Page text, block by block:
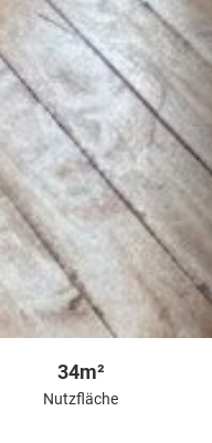
34m²
Nutzfläche